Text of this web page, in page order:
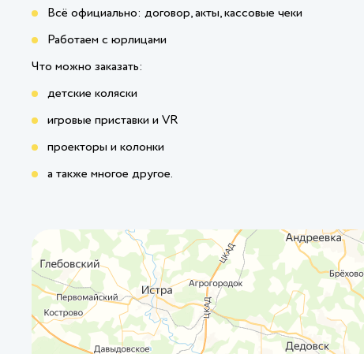
Всё официально: договор, акты, кассовые чеки
Работаем с юрлицами
Что можно заказать:
детские коляски
игровые приставки и VR
проекторы и колонки
а также многое другое.